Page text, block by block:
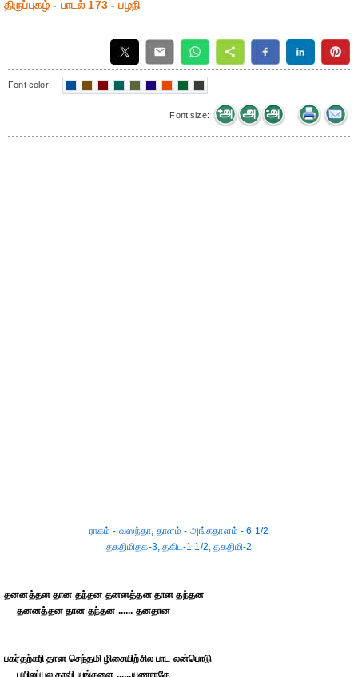
திருப்புகழ் - பாடல் 173 - பழநி
Font color:
Font size:
ராகம் - வஸந்தா; தாளம் - அங்கதாளம் - 6 1/2
தகதிமிதக-3, தகிட-1 1/2, தகதிமி-2
தனனத்தன தான தந்தன தனனத்தன தான தந்தன
தனனத்தன தான தந்தன ...... தனதான
பகர்தற்கரி தான செந்தமி ழிசையிற்சில பாட லன்பொடு
பயிலப்பல காவி யங்களை ......யுணராதே